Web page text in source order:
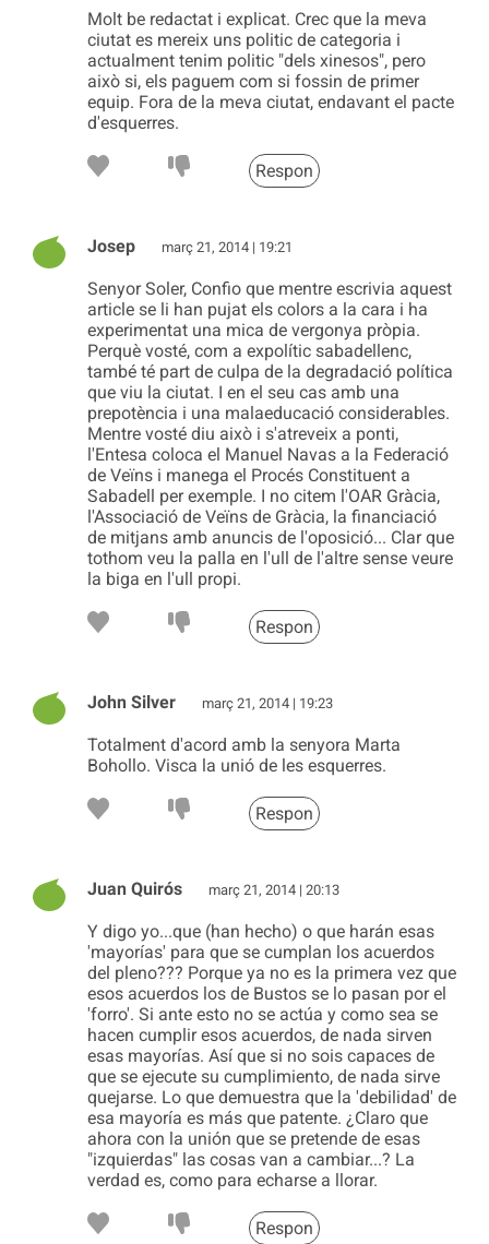
Molt be redactat i explicat. Crec que la meva
ciutat es mereix uns politic de categoria i
actualment tenim politic "dels xinesos", pero
això si, els paguem com si fossin de primer
equip. Fora de la meva ciutat, endavant el pacte
d'esquerres.
Respon
Josep març 21, 2014 | 19:21
Senyor Soler, Confio que mentre escrivia aquest
article se li han pujat els colors a la cara i ha
experimentat una mica de vergonya pròpia.
Perquè vosté, com a expolític sabadellenc,
també té part de culpa de la degradació política
que viu la ciutat. I en el seu cas amb una
prepotència i una malaeducació considerables.
Mentre vosté diu això i s'atreveix a ponti,
l'Entesa coloca el Manuel Navas a la Federació
de Veïns i manega el Procés Constituent a
Sabadell per exemple. I no citem l'OAR Gràcia,
l'Associació de Veïns de Gràcia, la financiació
de mitjans amb anuncis de l'oposició... Clar que
tothom veu la palla en l'ull de l'altre sense veure
la biga en l'ull propi.
Respon
John Silver març 21, 2014 | 19:23
Totalment d'acord amb la senyora Marta
Bohollo. Visca la unió de les esquerres.
Respon
Juan Quirós març 21, 2014 | 20:13
Y digo yo...que (han hecho) o que harán esas
'mayorías' para que se cumplan los acuerdos
del pleno??? Porque ya no es la primera vez que
esos acuerdos los de Bustos se lo pasan por el
'forro'. Si ante esto no se actúa y como sea se
hacen cumplir esos acuerdos, de nada sirven
esas mayorías. Así que si no sois capaces de
que se ejecute su cumplimiento, de nada sirve
quejarse. Lo que demuestra que la 'debilidad' de
esa mayoría es más que patente. ¿Claro que
ahora con la unión que se pretende de esas
"izquierdas" las cosas van a cambiar...? La
verdad es, como para echarse a llorar.
Respon